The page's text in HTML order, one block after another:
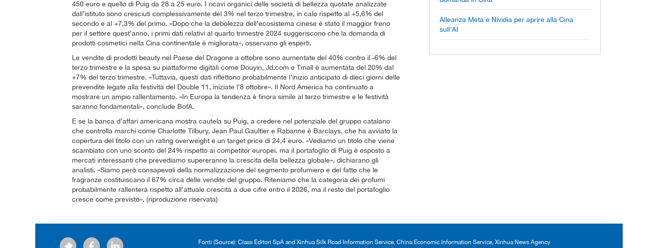
450 euro e quello di Puig da 28 a 25 euro. I ricavi organici delle società di bellezza quotate analizzate
dall’istituto sono cresciuti complessivamente del 3% nel terzo trimestre, in calo rispetto al +5,6% del
secondo e al +7,3% del primo. «Dopo che la debolezza dell’ecosistema cinese è stato il maggior freno
per il settore quest’anno, i primi dati relativi al quarto trimestre 2024 suggeriscono che la domanda di
prodotti cosmetici nella Cina continentale è migliorata», osservano gli esperti.
Le vendite di prodotti beauty nel Paese del Dragone a ottobre sono aumentate del 40% contro il -6% del
terzo trimestre e la spesa su piattaforme digitali come Douyin, Jd.com e Tmall è aumentata del 20% dal
+7% del terzo trimestre. «Tuttavia, questi dati riflettono probabilmente l’inizio anticipato di dieci giorni delle
prevendite legate alla festività del Double 11, iniziate l’8 ottobre». Il Nord America ha continuato a
mostrare un ampio rallentamento. «In Europa la tendenza è finora simile al terzo trimestre e le festività
saranno fondamentali», conclude BofA.
E se la banca d’affari americana mostra cautela su Puig, a credere nel potenziale del gruppo catalano
che controlla marchi come Charlotte Tilbury, Jean Paul Gaultier e Rabanne è Barclays, che ha avviato la
copertura del titolo con un rating overweight e un target price di 24,4 euro. «Vediamo un titolo che viene
scambiato con uno sconto del 24% rispetto ai competitor europei, ma il portafoglio di Puig è esposto a
mercati interessanti che prevediamo supereranno la crescita della bellezza globale», dichiarano gli
analisti. «Siamo però consapevoli della normalizzazione del segmento profumiero e del fatto che le
fragranze costituiscano il 67% circa delle vendite del gruppo. Riteniamo che la categoria dei profumi
probabilmente rallenterà rispetto all’attuale crescita a due cifre entro il 2026, ma il resto del portafoglio
cresce come previsto». (riproduzione riservata)
Alleanza Meta e Nividia per aprire alla Cina
sull'AI
Fonti (Source): Class Editori SpA and Xinhua Silk Road Information Service, China Economic Information Service, Xinhua News Agency